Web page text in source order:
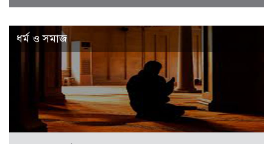
ধর্ম ও সমাজ